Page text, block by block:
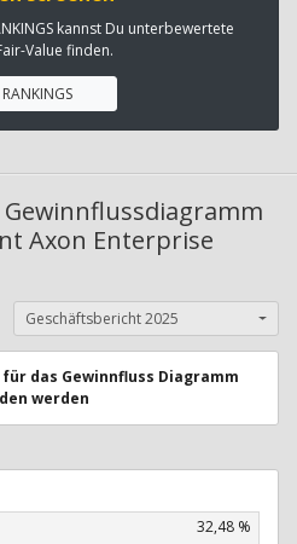
kannst Du unterbewertete
Value finden.
Axon Enterprise
Geschäftsbericht 2025
das Gewinnfluss Diagramm
werden
32,48 %